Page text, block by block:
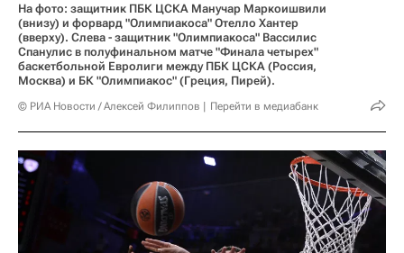
На фото: защитник ПБК ЦСКА Манучар Маркоишвили
(внизу) и форвард "Олимпиакоса" Отелло Хантер
(вверху). Слева - защитник "Олимпиакоса" Вассилис
Спанулис в полуфинальном матче "Финала четырех"
баскетбольной Евролиги между ПБК ЦСКА (Россия,
Москва) и БК "Олимпиакос" (Греция, Пирей).
© РИА Новости / Алексей Филиппов Перейти в медиабанк